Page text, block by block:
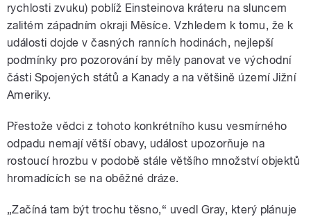
rychlosti zvuku) poblíž Einsteinova kráteru na sluncem
zalitém západním okraji Měsíce. Vzhledem k tomu, že k
události dojde v časných ranních hodinách, nejlepší
podmínky pro pozorování by měly panovat ve východní
části Spojených států a Kanady a na většině území Jižní
Ameriky.
Přestože vědci z tohoto konkrétního kusu vesmírného
odpadu nemají větší obavy, událost upozorňuje na
rostoucí hrozbu v podobě stále většího množství objektů
hromadících se na oběžné dráze.
„Začíná tam být trochu těsno,“ uvedl Gray, který plánuje